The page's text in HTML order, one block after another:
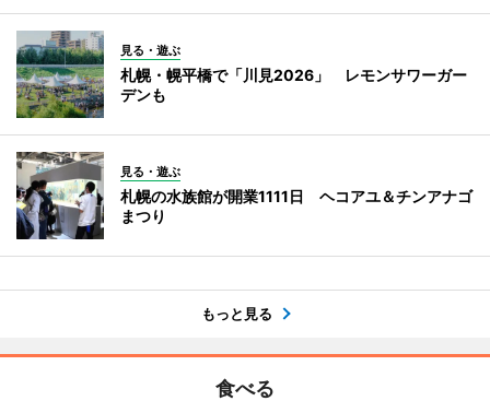
見る・遊ぶ
札幌・幌平橋で「川見2026」 レモンサワーガー
デンも
見る・遊ぶ
札幌の水族館が開業1111日 ヘコアユ＆チンアナゴ
まつり
もっと見る
食べる